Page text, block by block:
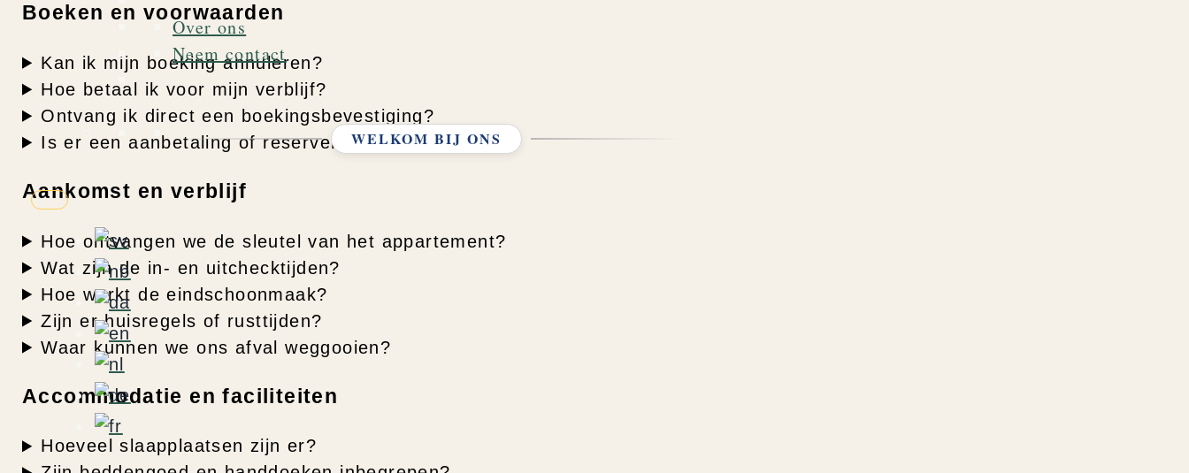
Over ons
Neem contact
WELKOM BIJ ONS
Boeken en voorwaarden
Kan ik mijn boeking annuleren?
Hoe betaal ik voor mijn verblijf?
Ontvang ik direct een boekingsbevestiging?
Is er een aanbetaling of reserveringskosten?
Aankomst en verblijf
Hoe ontvangen we de sleutel van het appartement?
Wat zijn de in- en uitchecktijden?
Hoe werkt de eindschoonmaak?
Zijn er huisregels of rusttijden?
Waar kunnen we ons afval weggooien?
Accommodatie en faciliteiten
Hoeveel slaapplaatsen zijn er?